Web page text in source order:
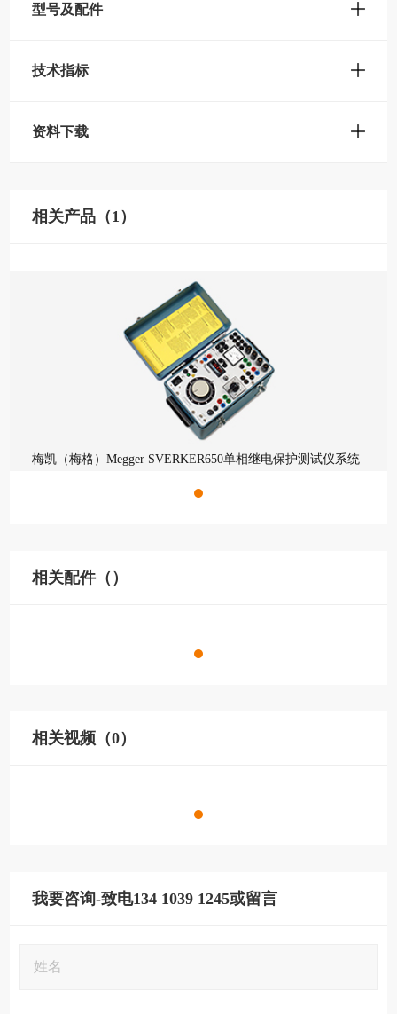
型号及配件
技术指标
资料下载
相关产品（1）
梅凯（梅格）Megger SVERKER650单相继电保护测试仪系统
相关配件（）
相关视频（0）
我要咨询-致电134 1039 1245或留言